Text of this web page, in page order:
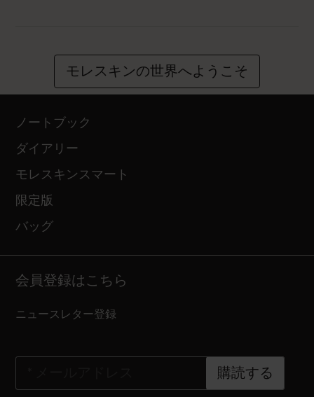
モレスキンの世界へようこそ
ノートブック
ダイアリー
モレスキンスマート
限定版
バッグ
会員登録はこちら
ニュースレター登録
購読する